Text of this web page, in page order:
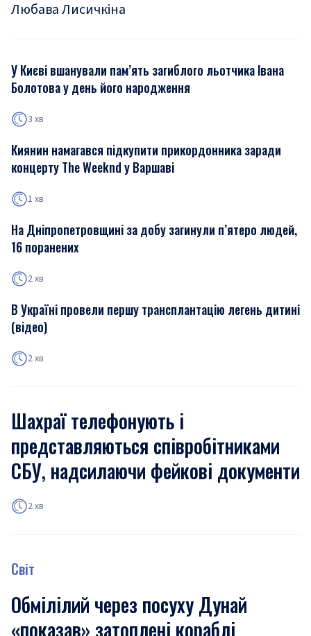
Любава Лисичкіна
У Києві вшанували пам’ять загиблого льотчика Івана
Болотова у день його народження
3 хв
Киянин намагався підкупити прикордонника заради
концерту The Weeknd у Варшаві
1 хв
На Дніпропетровщині за добу загинули п’ятеро людей,
16 поранених
2 хв
В Україні провели першу трансплантацію легень дитині
(відео)
2 хв
Шахраї телефонують і
представляються співробітниками
СБУ, надсилаючи фейкові документи
2 хв
Світ
Обмілілий через посуху Дунай
«показав» затоплені кораблі